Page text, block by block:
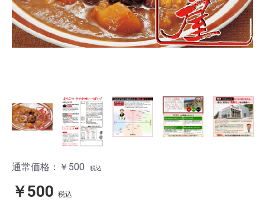
通常価格：￥500 税込
￥500 税込